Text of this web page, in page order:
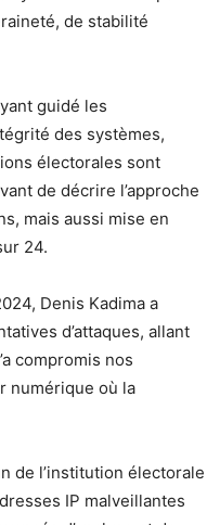
de stabilité
guidé les
des systèmes,
électorales sont
de décrire l’approche
mais aussi mise en
24.
Denis Kadima a
d’attaques, allant
compromis nos
numérique où la
de l’institution électorale
IP malveillantes